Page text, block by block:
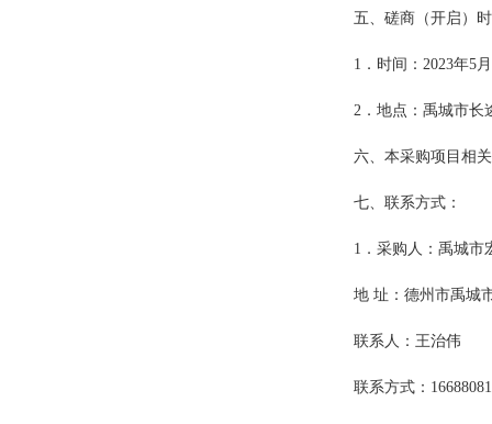
五、磋商（开启）
1 ．时间： 2023年5月
2 ．地点：禹城市
六、本采购项目相
七、联系方式：
1 ．采购人：禹城
地 址：德州市禹城
联系人：王治伟
联系方式：